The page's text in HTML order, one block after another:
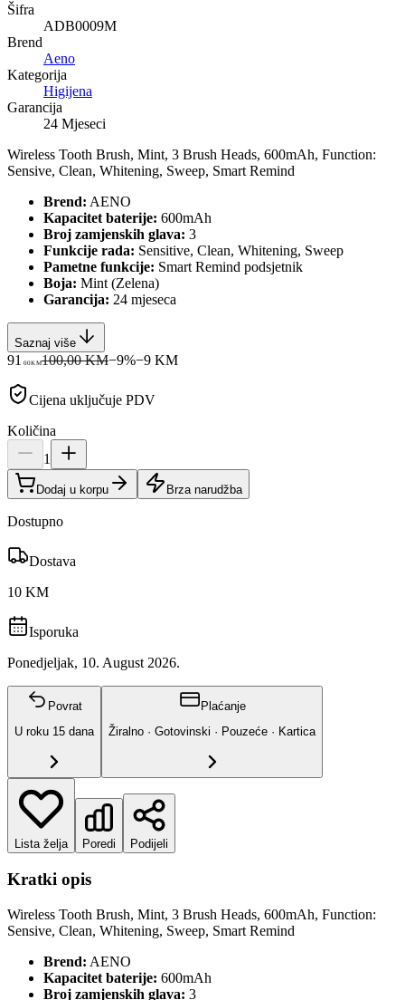
Šifra
ADB0009M
Brend
Aeno
Kategorija
Higijena
Garancija
24 Mjeseci
Wireless Tooth Brush, Mint, 3 Brush Heads, 600mAh, Function:
Sensive, Clean, Whitening, Sweep, Smart Remind
Brend: AENO
Kapacitet baterije: 600mAh
Broj zamjenskih glava: 3
Funkcije rada: Sensitive, Clean, Whitening, Sweep
Pametne funkcije: Smart Remind podsjetnik
Boja: Mint (Zelena)
Garancija: 24 mjeseca
Saznaj više
91 00KM100,00 KM−9%−9KM
Cijena uključuje PDV
Količina
1
Dodaj u korpu Brza narudžba
Dostupno
Dostava
10 KM
Isporuka
Ponedjeljak, 10. August 2026.
Povrat
U roku 15 dana
Plaćanje
Žiralno · Gotovinski · Pouzeće · Kartica
Lista želja Poredi Podijeli
Kratki opis
Wireless Tooth Brush, Mint, 3 Brush Heads, 600mAh, Function:
Sensive, Clean, Whitening, Sweep, Smart Remind
Brend: AENO
Kapacitet baterije: 600mAh
Broj zamjenskih glava: 3